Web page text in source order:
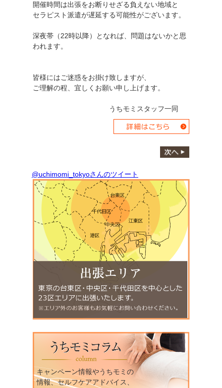
開催時間は出張をお断りせざる負えない地域と
セラピスト派遣が遅延する可能性がございます。
深夜帯（22時以降）となれば、問題はないかと思
われます。
皆様にはご迷惑をお掛け致しますが、
ご理解の程、宜しくお願い申し上げます。
うちモミスタッフ一同
@uchimomi_tokyoさんのツイート
キャンペーン情報やうちモミの
情報、セルフケアアドバイス、